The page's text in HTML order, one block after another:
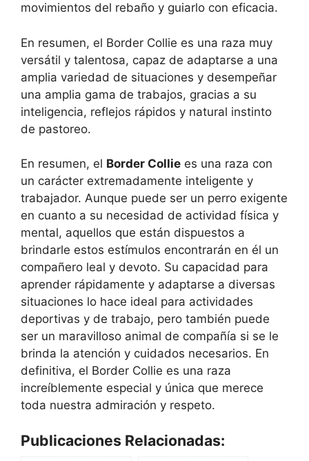
movimientos del rebaño y guiarlo con eficacia.
En resumen, el Border Collie es una raza muy
versátil y talentosa, capaz de adaptarse a una
amplia variedad de situaciones y desempeñar
una amplia gama de trabajos, gracias a su
inteligencia, reflejos rápidos y natural instinto
de pastoreo.
En resumen, el Border Collie es una raza con
un carácter extremadamente inteligente y
trabajador. Aunque puede ser un perro exigente
en cuanto a su necesidad de actividad física y
mental, aquellos que están dispuestos a
brindarle estos estímulos encontrarán en él un
compañero leal y devoto. Su capacidad para
aprender rápidamente y adaptarse a diversas
situaciones lo hace ideal para actividades
deportivas y de trabajo, pero también puede
ser un maravilloso animal de compañía si se le
brinda la atención y cuidados necesarios. En
definitiva, el Border Collie es una raza
increíblemente especial y única que merece
toda nuestra admiración y respeto.
Publicaciones Relacionadas: